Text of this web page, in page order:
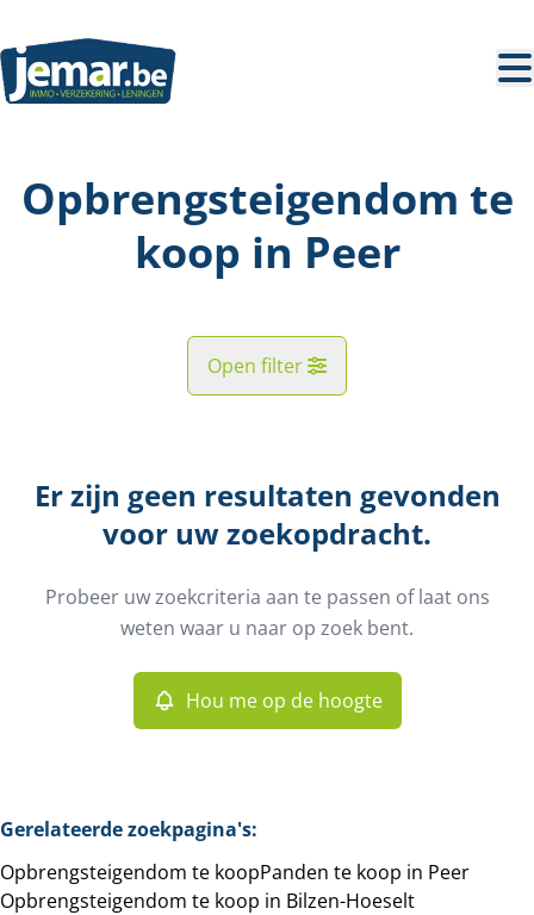
Opbrengsteigendom te
koop in Peer
Open filter
Peer (3990) Remove
Opbrengsteigendom Remove
Min. budget
Kaartweergave
Hou me op de hoogte
Er zijn geen resultaten gevonden
voor uw zoekopdracht.
Probeer uw zoekcriteria aan te passen of laat ons
weten waar u naar op zoek bent.
Hou me op de hoogte
Gerelateerde zoekpagina's:
Opbrengsteigendom te koopPanden te koop in Peer
Opbrengsteigendom te koop in Bilzen-Hoeselt